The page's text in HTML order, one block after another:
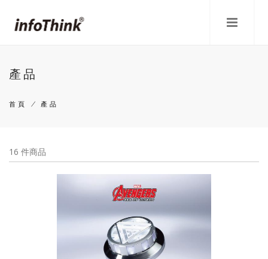
產品
航
連
首頁 / 產品
16 件商品